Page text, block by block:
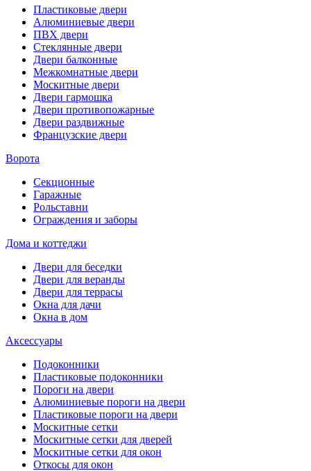
Пластиковые двери
Алюминиевые двери
ПВХ двери
Стеклянные двери
Двери балконные
Межкомнатные двери
Москитные двери
Двери гармошка
Двери противопожарные
Двери раздвижные
Французские двери
Ворота
Секционные
Гаражные
Рольставни
Ограждения и заборы
Дома и коттеджи
Двери для беседки
Двери для веранды
Двери для террасы
Окна для дачи
Окна в дом
Аксессуары
Подоконники
Пластиковые подоконники
Пороги на двери
Алюминиевые пороги на двери
Пластиковые пороги на двери
Москитные сетки
Москитные сетки для дверей
Москитные сетки для окон
Откосы для окон